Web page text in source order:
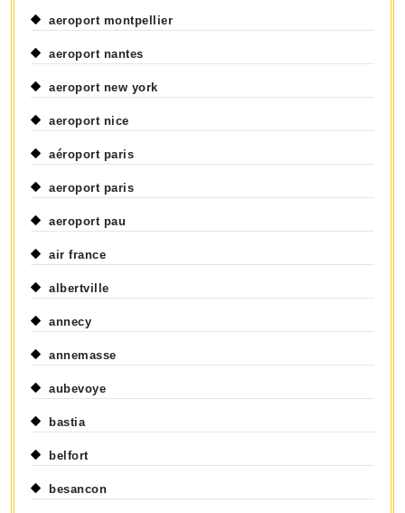
aeroport montpellier
aeroport nantes
aeroport new york
aeroport nice
aéroport paris
aeroport paris
aeroport pau
air france
albertville
annecy
annemasse
aubevoye
bastia
belfort
besancon